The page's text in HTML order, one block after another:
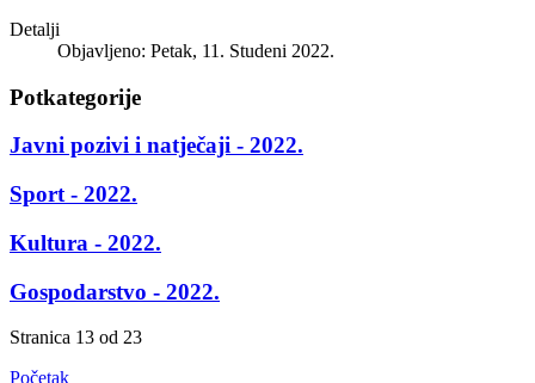
Detalji
Objavljeno: Petak, 11. Studeni 2022.
Potkategorije
Javni pozivi i natječaji - 2022.
Sport - 2022.
Kultura - 2022.
Gospodarstvo - 2022.
Stranica 13 od 23
Početak